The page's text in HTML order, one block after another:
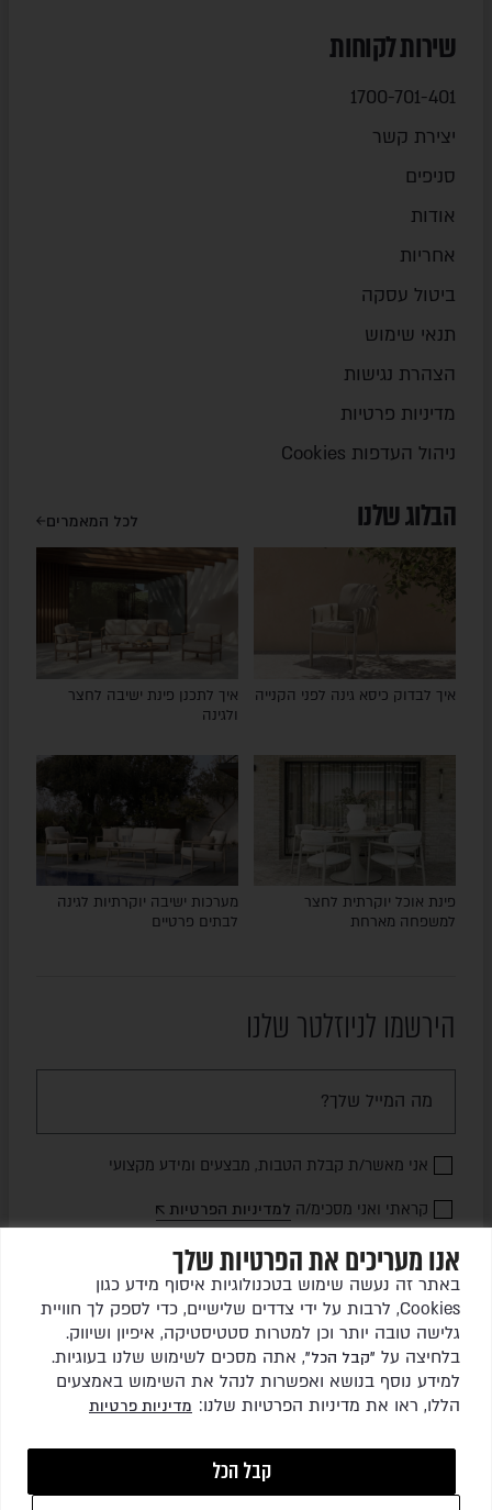
אנו מעריכים את הפרטיות שלך
באתר זה נעשה שימוש בטכנולוגיות איסוף מידע כגון
Cookies, לרבות על ידי צדדים שלישיים, כדי לספק לך חוויית
גלישה טובה יותר וכן למטרות סטטיסטיקה, איפיון ושיווק.
בלחיצה על "קבל הכל", אתה מסכים לשימוש שלנו בעוגיות.
למידע נוסף בנושא ואפשרות לנהל את השימוש באמצעים
הללו, ראו את מדיניות הפרטיות שלנו: מדיניות פרטיות
קבל הכל
שירות לקוחות
1700-701-401
יצירת קשר
סניפים
אודות
אחריות
ביטול עסקה
תנאי שימוש
הצהרת נגישות
מדיניות פרטיות
ניהול העדפות Cookies
הבלוג שלנו לכל המאמרים
איך לבדוק כיסא גינה לפני הקנייה
איך לתכנן פינת ישיבה לחצר
ולגינה
פינת אוכל יוקרתית לחצר
למשפחה מארחת
מערכות ישיבה יוקרתיות לגינה
לבתים פרטיים
הירשמו לניוזלטר שלנו
אני מאשר/ת קבלת הטבות, מבצעים ומידע מקצועי
קראתי ואני מסכימ/ה למדיניות הפרטיות
שלחו לי עדכונים
כל הזכויות שמורות לגרין ריהוט גן בע"מ © 2026